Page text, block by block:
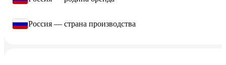
Россия — страна производства